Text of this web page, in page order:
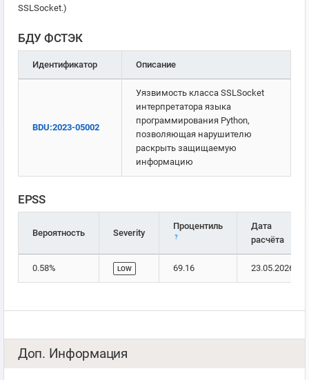
SSLSocket.)
БДУ ФСТЭК
Идентификатор Описание
BDU:2023-05002
Уязвимость класса SSLSocket
интерпретатора языка
программирования Python,
позволяющая нарушителю
раскрыть защищаемую
информацию
EPSS
Вероятность Severity
Процентиль
?
Дата
расчёта
0.58% LOW 69.16 23.05.2026
Доп. Информация